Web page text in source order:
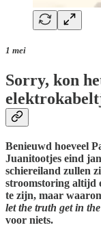
1 mei
Sorry, kon
Benieuwd hoeveel
Juanitootjes eind
schiereiland zullen
stroomstoring altijd
te zijn, maar
let the truth get in
voor niets.